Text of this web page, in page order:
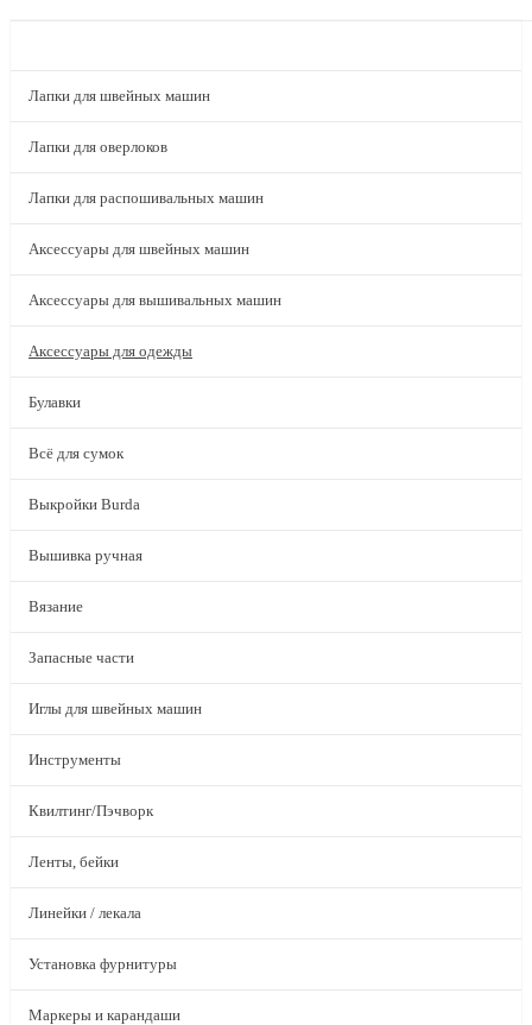
Лапки для швейных машин
Лапки для оверлоков
Лапки для распошивальных машин
Аксессуары для швейных машин
Аксессуары для вышивальных машин
Аксессуары для одежды
Булавки
Всё для сумок
Выкройки Burda
Вышивка ручная
Вязание
Запасные части
Иглы для швейных машин
Инструменты
Квилтинг/Пэчворк
Ленты, бейки
Линейки / лекала
Установка фурнитуры
Маркеры и карандаши